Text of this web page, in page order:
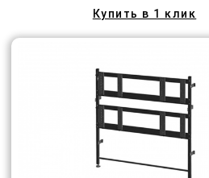
Купить в 1 клик